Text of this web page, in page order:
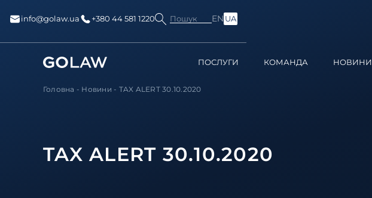
info@golaw.ua +380 44 581 1220 Пошук EN UA
ПОСЛУГИ КОМАНДА НОВИНИ
Головна - Новини - TAX ALERT 30.10.2020
TAX ALERT 30.10.2020